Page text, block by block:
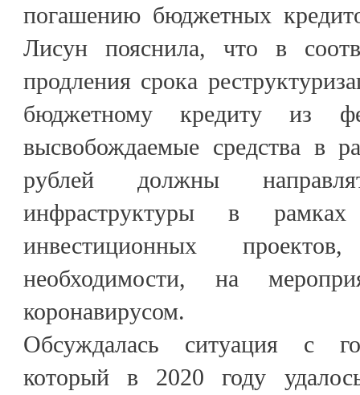
погашению бюджетных
Лисун пояснила, что в
продления срока
бюджетному кредиту из
высвобождаемые средства в
рублей должны
инфраструктуры в
инвестиционных
необходимости, на
коронавирусом.
Обсуждалась ситуация с
который в 2020 году